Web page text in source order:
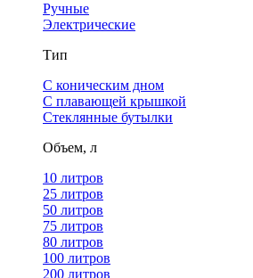
Ручные
Электрические
Тип
С коническим дном
С плавающей крышкой
Стеклянные бутылки
Объем, л
10 литров
25 литров
50 литров
75 литров
80 литров
100 литров
200 литров